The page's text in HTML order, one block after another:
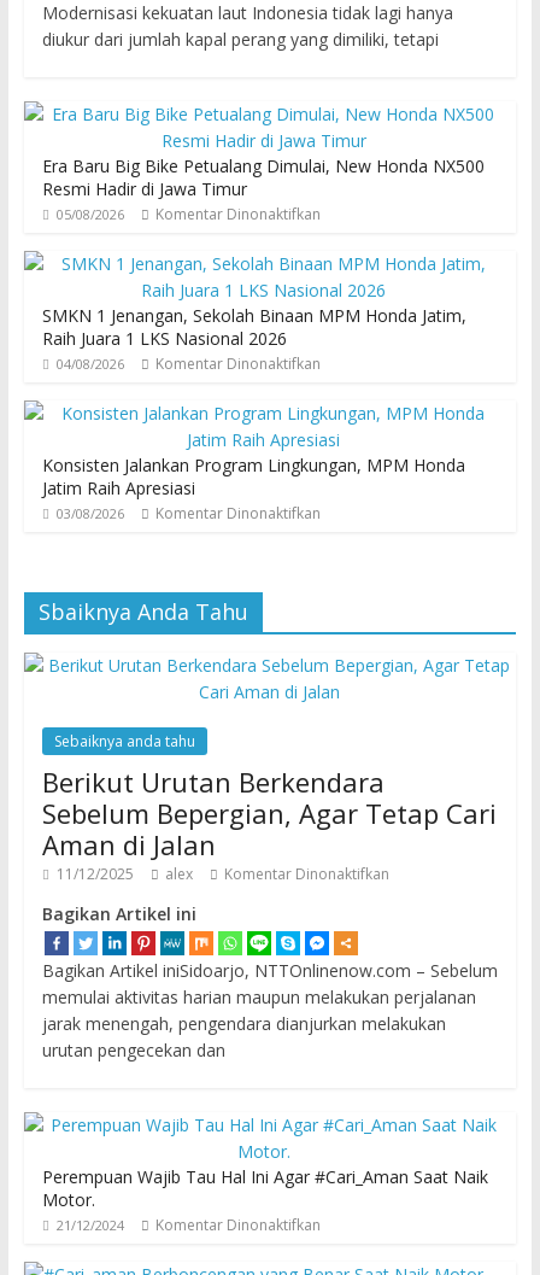
Modernisasi kekuatan laut Indonesia tidak lagi hanya
diukur dari jumlah kapal perang yang dimiliki, tetapi
Era Baru Big Bike Petualang Dimulai, New Honda NX500
Resmi Hadir di Jawa Timur
05/08/2026 Komentar Dinonaktifkan
SMKN 1 Jenangan, Sekolah Binaan MPM Honda Jatim,
Raih Juara 1 LKS Nasional 2026
04/08/2026 Komentar Dinonaktifkan
Konsisten Jalankan Program Lingkungan, MPM Honda
Jatim Raih Apresiasi
03/08/2026 Komentar Dinonaktifkan
Sbaiknya Anda Tahu
Sebaiknya anda tahu
Berikut Urutan Berkendara
Sebelum Bepergian, Agar Tetap Cari
Aman di Jalan
11/12/2025 alex Komentar Dinonaktifkan
Bagikan Artikel ini
Bagikan Artikel iniSidoarjo, NTTOnlinenow.com – Sebelum
memulai aktivitas harian maupun melakukan perjalanan
jarak menengah, pengendara dianjurkan melakukan
urutan pengecekan dan
Perempuan Wajib Tau Hal Ini Agar #Cari_Aman Saat Naik
Motor.
21/12/2024 Komentar Dinonaktifkan